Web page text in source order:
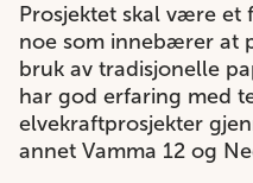
Prosjektet skal være et
noe som innebærer at
bruk av tradisjonelle
har god erfaring med
elvekraftprosjekter
annet Vamma 12 og